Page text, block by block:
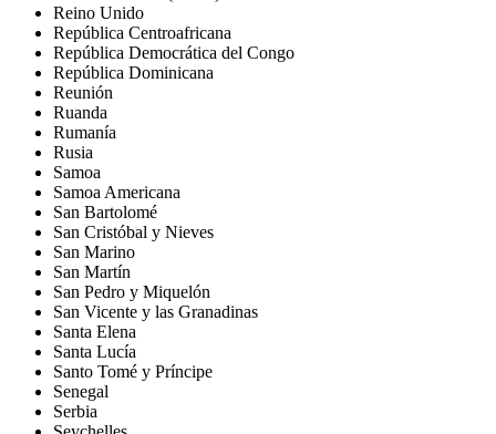
Reino Unido
República Centroafricana
República Democrática del Congo
República Dominicana
Reunión
Ruanda
Rumanía
Rusia
Samoa
Samoa Americana
San Bartolomé
San Cristóbal y Nieves
San Marino
San Martín
San Pedro y Miquelón
San Vicente y las Granadinas
Santa Elena
Santa Lucía
Santo Tomé y Príncipe
Senegal
Serbia